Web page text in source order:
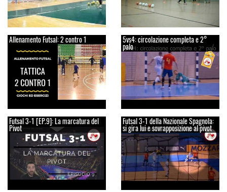
Allenamento Futsal: 2 contro 1 5vs4: circolazione completa e 2°
palo
Futsal 3-1 [EP.9]: La marcatura del
Pivot
Futsal 3-1 della Nazionale Spagnola:
si gira lui e sovrapposizione al pivot